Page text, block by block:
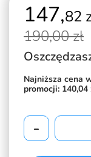
147,82
190,00 zł
Najniższa cena
promocji: 140,04
-